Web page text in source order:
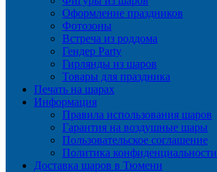
Оформление праздников
Фотозоны
Встреча из роддома
Гендер Party
Гирлянды из шаров
Товары для праздника
Печать на шарах
Информация
Правила использования шаров
Гарантия на воздушные шары
Пользовательское соглашение
Политика конфиденциальности
Доставка шаров в Тюмени